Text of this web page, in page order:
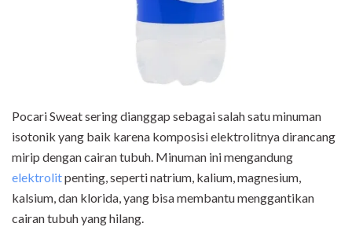
Pocari Sweat sering dianggap sebagai salah satu minuman
isotonik yang baik karena komposisi elektrolitnya dirancang
mirip dengan cairan tubuh. Minuman ini mengandung
elektrolitpenting, seperti natrium, kalium, magnesium,
kalsium, dan klorida, yang bisa membantu menggantikan
cairan tubuh yang hilang.